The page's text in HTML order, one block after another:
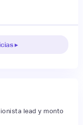
▸
lead y monto